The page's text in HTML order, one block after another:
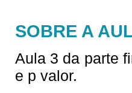
SOBRE A
Aula 3 da parte
e p valor.